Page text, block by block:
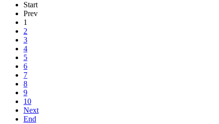
Start
Prev
1
2
3
4
5
6
7
8
9
10
Next
End